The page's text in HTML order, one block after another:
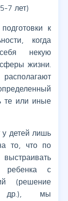
7 лет)
к
когда
некую
жизни.
те или иные
у детей лишь
то, что по
ребенка с
(решение
др.), мы